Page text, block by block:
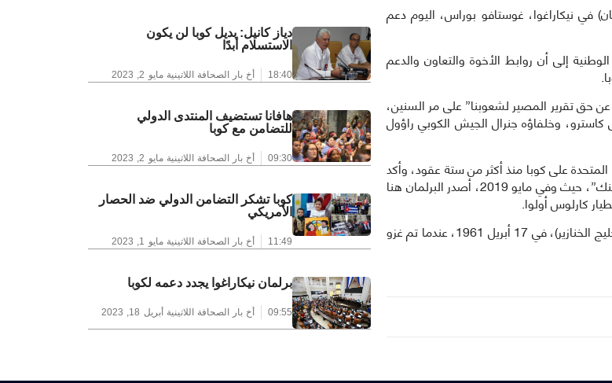
في نيكاراغوا، غوستافو بوراس، اليوم دعم
إلى أن روابط الأخوة والتعاون والدعم
حق تقرير المصير لشعوبنا” على مر السنين،
كاسترو، وخلفاؤه جنرال الجيش الكوبي راؤول
المتحدة على كوبا منذ أكثر من ستة عقود، وأكد
أن هذا الإجراء الأحادي لن يتمكن من هزيمة “الشعب الكوبي الشجاع والمحنك”، حيث وفي مايو 2019، أصدر البرلمان هنا
سقط المقاتل النيكاراغوي شهيدا دفاعًا عن الثورة الكوبية في بلايا خيرون (خليج الخنازير)، في 17 أبريل 1961، عندما تم غزو
دياز كانيل: بديل كوبا لن يكون
الاستسلام أبدًا
18:40 أخ بار الصحافة اللاتينيةمايو 2, 2023
هافانا تستضيف المنتدى الدولي
للتضامن مع كوبا
09:30 أخ بار الصحافة اللاتينيةمايو 2, 2023
كوبا تشكر التضامن الدولي ضد الحصار
الأمريكي
11:49 أخ بار الصحافة اللاتينيةمايو 1, 2023
برلمان نيكاراغوا يجدد دعمه لكوبا
09:55 أخ بار الصحافة اللاتينيةأبريل 18, 2023